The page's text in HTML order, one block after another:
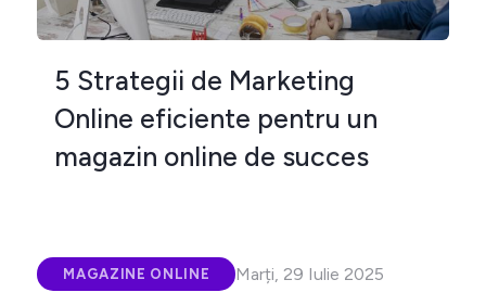
5 Strategii de Marketing
Online eficiente pentru un
magazin online de succes
MAGAZINE ONLINE Marți, 29 Iulie 2025